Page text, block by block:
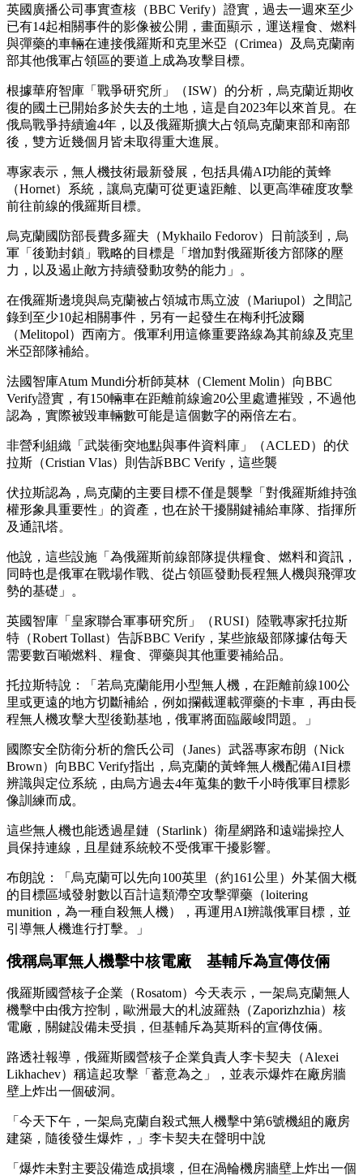
英國廣播公司事實查核（BBC Verify）證實，過去一週來至少
已有14起相關事件的影像被公開，畫面顯示，運送糧食、燃料
與彈藥的車輛在連接俄羅斯和克里米亞（Crimea）及烏克蘭南
部其他俄軍占領區的要道上成為攻擊目標。
根據華府智庫「戰爭研究所」（ISW）的分析，烏克蘭近期收
復的國土已開始多於失去的土地，這是自2023年以來首見。在
俄烏戰爭持續逾4年，以及俄羅斯擴大占領烏克蘭東部和南部
後，雙方近幾個月皆未取得重大進展。
專家表示，無人機技術最新發展，包括具備AI功能的黃蜂
（Hornet）系統，讓烏克蘭可從更遠距離、以更高準確度攻擊
前往前線的俄羅斯目標。
烏克蘭國防部長費多羅夫（Mykhailo Fedorov）日前談到，烏
軍「後勤封鎖」戰略的目標是「增加對俄羅斯後方部隊的壓
力，以及遏止敵方持續發動攻勢的能力」。
在俄羅斯邊境與烏克蘭被占領城市馬立波（Mariupol）之間記
錄到至少10起相關事件，另有一起發生在梅利托波爾
（Melitopol）西南方。俄軍利用這條重要路線為其前線及克里
米亞部隊補給。
法國智庫Atum Mundi分析師莫林（Clement Molin）向BBC
Verify證實，有150輛車在距離前線逾20公里處遭摧毀，不過他
認為，實際被毀車輛數可能是這個數字的兩倍左右。
非營利組織「武裝衝突地點與事件資料庫」（ACLED）的伏
拉斯（Cristian Vlas）則告訴BBC Verify，這些襲
伏拉斯認為，烏克蘭的主要目標不僅是襲擊「對俄羅斯維持強
權形象具重要性」的資產，也在於干擾關鍵補給車隊、指揮所
及通訊塔。
他說，這些設施「為俄羅斯前線部隊提供糧食、燃料和資訊，
同時也是俄軍在戰場作戰、從占領區發動長程無人機與飛彈攻
勢的基礎」。
英國智庫「皇家聯合軍事研究所」（RUSI）陸戰專家托拉斯
特（Robert Tollast）告訴BBC Verify，某些旅級部隊據估每天
需要數百噸燃料、糧食、彈藥與其他重要補給品。
托拉斯特說：「若烏克蘭能用小型無人機，在距離前線100公
里或更遠的地方切斷補給，例如攔截運載彈藥的卡車，再由長
程無人機攻擊大型後勤基地，俄軍將面臨嚴峻問題。」
國際安全防衛分析的詹氏公司（Janes）武器專家布朗（Nick
Brown）向BBC Verify指出，烏克蘭的黃蜂無人機配備AI目標
辨識與定位系統，由烏方過去4年蒐集的數千小時俄軍目標影
像訓練而成。
這些無人機也能透過星鏈（Starlink）衛星網路和遠端操控人
員保持連線，且星鏈系統較不受俄軍干擾影響。
布朗說：「烏克蘭可以先向100英里（約161公里）外某個大概
的目標區域發射數以百計這類滯空攻擊彈藥（loitering
munition，為一種自殺無人機），再運用AI辨識俄軍目標，並
引導無人機進行打擊。」
俄稱烏軍無人機擊中核電廠 基輔斥為宣傳伎倆
俄羅斯國營核子企業（Rosatom）今天表示，一架烏克蘭無人
機擊中由俄方控制，歐洲最大的札波羅熱（Zaporizhzhia）核
電廠，關鍵設備未受損，但基輔斥為莫斯科的宣傳伎倆。
路透社報導，俄羅斯國營核子企業負責人李卡契夫（Alexei
Likhachev）稱這起攻擊「蓄意為之」，並表示爆炸在廠房牆
壁上炸出一個破洞。
「今天下午，一架烏克蘭自殺式無人機擊中第6號機組的廠房
建築，隨後發生爆炸，」李卡契夫在聲明中說
「爆炸未對主要設備造成損壞，但在渦輪機房牆壁上炸出一個